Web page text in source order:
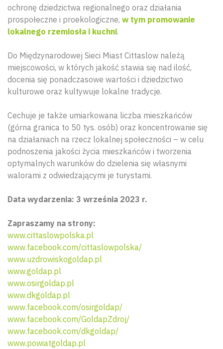
ochronę dziedzictwa regionalnego oraz działania
prospołeczne i proekologiczne, w tym promowanie
lokalnego rzemiosła i kuchni.
Do Międzynarodowej Sieci Miast Cittaslow należą
miejscowości, w których jakość stawia się nad ilość,
docenia się ponadczasowe wartości i dziedzictwo
kulturowe oraz kultywuje lokalne tradycje.
Cechuje je także umiarkowana liczba mieszkańców
(górna granica to 50 tys. osób) oraz koncentrowanie się
na działaniach na rzecz lokalnej społeczności – w celu
podnoszenia jakości życia mieszkańców i tworzenia
optymalnych warunków do dzielenia się własnymi
walorami z odwiedzającymi je turystami.
Data wydarzenia: 3 września 2023 r.
Zapraszamy na strony:
www.cittaslowpolska.pl
www.facebook.com/cittaslowpolska/
www.uzdrowiskogoldap.pl
www.goldap.pl
www.osirgoldap.pl
www.dkgoldap.pl
www.facebook.com/osirgoldap/
www.facebook.com/GoldapZdroj/
www.facebook.com/dkgoldap/
www.powiatgoldap.pl